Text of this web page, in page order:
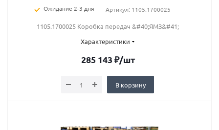
Ожидание 2-3 дня Артикул: 1105.1700025
1105.1700025 Коробка передач &#40;ЯМЗ&#41;
Характеристики
285 143 ₽/шт
В корзину